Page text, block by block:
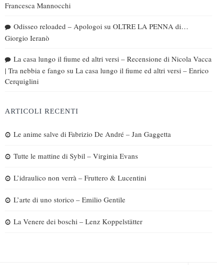
Francesca Mannocchi
Odisseo reloaded – Apologoi su OLTRE LA PENNA di…
Giorgio Ieranò
La casa lungo il fiume ed altri versi – Recensione di Nicola Vacca
| Tra nebbia e fango su La casa lungo il fiume ed altri versi – Enrico
Cerquiglini
ARTICOLI RECENTI
Le anime salve di Fabrizio De André – Jan Gaggetta
Tutte le mattine di Sybil – Virginia Evans
L’idraulico non verrà – Fruttero & Lucentini
L’arte di uno storico – Emilio Gentile
La Venere dei boschi – Lenz Koppelstätter